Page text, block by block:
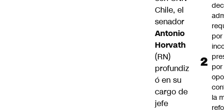
Chile, el
senador
Antonio
Horvath
(RN)
profundiz
ó en su
cargo de
jefe
por
la